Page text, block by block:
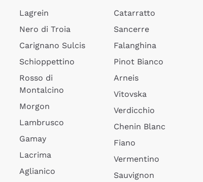
Lagrein
Nero di Troia
Carignano Sulcis
Schioppettino
Rosso di
Montalcino
Morgon
Lambrusco
Gamay
Lacrima
Aglianico
Catarratto
Sancerre
Falanghina
Pinot Bianco
Arneis
Vitovska
Verdicchio
Chenin Blanc
Fiano
Vermentino
Sauvignon